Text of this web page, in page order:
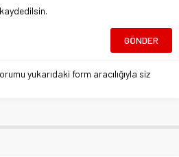
yukarıdaki form aracılığıyla siz